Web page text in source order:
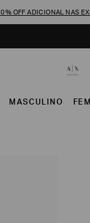
OFF ADICIONAL NAS
MASCULINO